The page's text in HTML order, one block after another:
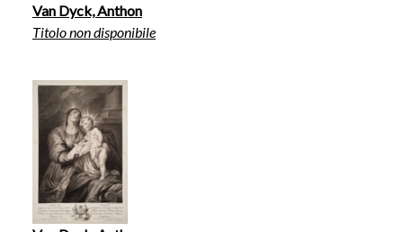
Van Dyck, Anthon
Titolo non disponibile